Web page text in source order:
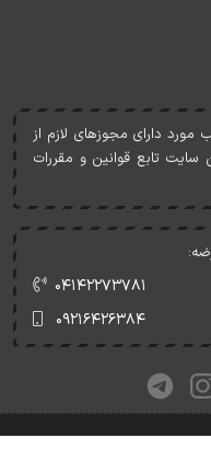
دارای مجوزهای لازم از
تابع قوانين و مقررات
۰۴۱۴۲۲۷۳۷۸۱
۰۹۲۱۶۴۲۶۳۸۴